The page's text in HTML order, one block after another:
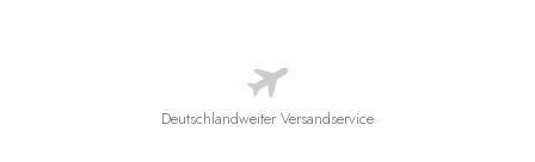
Deutschlandweiter Versandservice